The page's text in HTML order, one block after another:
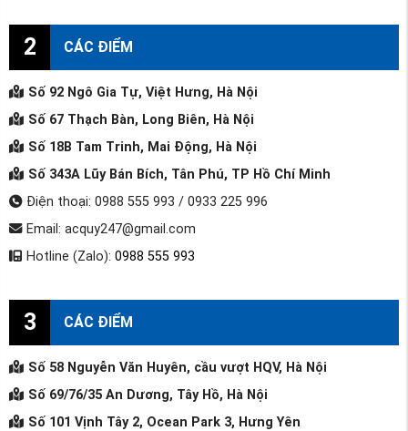
2 CÁC ĐIỂM
Số 92 Ngô Gia Tự, Việt Hưng, Hà Nội
Số 67 Thạch Bàn, Long Biên, Hà Nội
Số 18B Tam Trinh, Mai Động, Hà Nội
Số 343A Lũy Bán Bích, Tân Phú, TP Hồ Chí Minh
Điện thoại: 0988 555 993 / 0933 225 996
Email: acquy247@gmail.com
Hotline (Zalo): 0988 555 993
3 CÁC ĐIỂM
Số 58 Nguyễn Văn Huyên, cầu vượt HQV, Hà Nội
Số 69/76/35 An Dương, Tây Hồ, Hà Nội
Số 101 Vịnh Tây 2, Ocean Park 3, Hưng Yên